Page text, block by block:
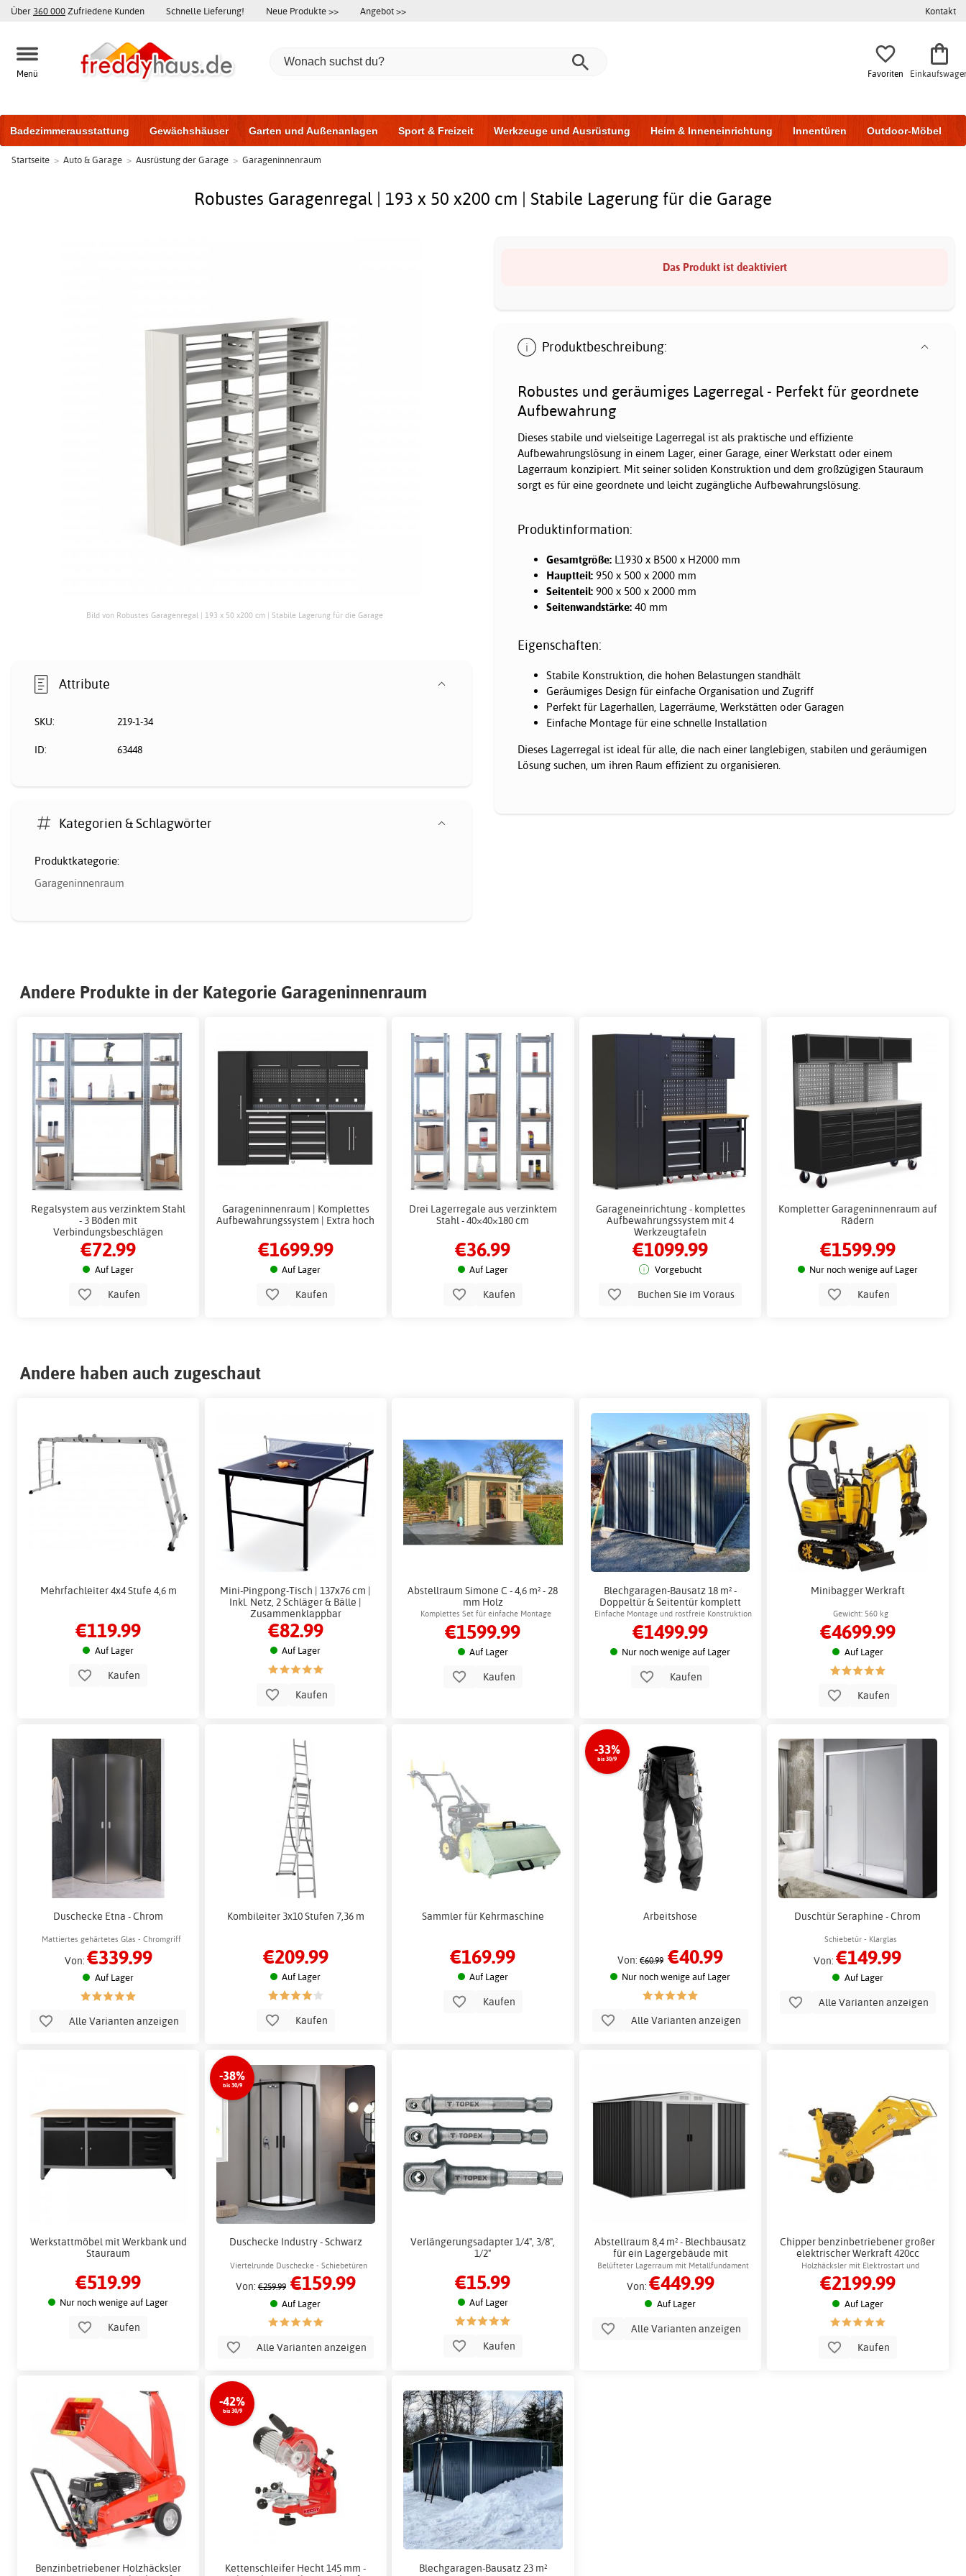
Über 360 000 Zufriedene Kunden Schnelle Lieferung! Neue Produkte >> Angebot >> Kontakt
Menü Favoriten
Badezimmerausstattung Gewächshäuser Garten und Außenanlagen Sport & Freizeit Werkzeuge und Ausrüstung Heim & Inneneinrichtung Innentüren Outdoor-Möbel
Gartenhäuser und Schuppen Haustüren Fenster Trainingsgeräte
Startseite > Auto & Garage > Ausrüstung der Garage > Garageninnenraum
Robustes Garagenregal | 193 x 50 x200 cm | Stabile Lagerung für die Garage
Bild von Robustes Garagenregal | 193 x 50 x200 cm | Stabile Lagerung für die Garage
Das Produkt ist deaktiviert
Produktbeschreibung:
Robustes und geräumiges Lagerregal - Perfekt für geordnete
Aufbewahrung
Dieses stabile und vielseitige Lagerregal ist als praktische und effiziente
Aufbewahrungslösung in einem Lager, einer Garage, einer Werkstatt oder einem
Lagerraum konzipiert. Mit seiner soliden Konstruktion und dem großzügigen Stauraum
sorgt es für eine geordnete und leicht zugängliche Aufbewahrungslösung.
Produktinformation:
Gesamtgröße: L1930 x B500 x H2000 mm
Hauptteil: 950 x 500 x 2000 mm
Seitenteil: 900 x 500 x 2000 mm
Seitenwandstärke: 40 mm
Eigenschaften:
Stabile Konstruktion, die hohen Belastungen standhält
Geräumiges Design für einfache Organisation und Zugriff
Perfekt für Lagerhallen, Lagerräume, Werkstätten oder Garagen
Einfache Montage für eine schnelle Installation
Dieses Lagerregal ist ideal für alle, die nach einer langlebigen, stabilen und geräumigen
Lösung suchen, um ihren Raum effizient zu organisieren.
Attribute
SKU: 219-1-34
ID: 63448
Kategorien & Schlagwörter
Produktkategorie:
Garageninnenraum
Andere Produkte in der Kategorie Garageninnenraum
Regalsystem aus verzinktem Stahl
- 3 Böden mit
Verbindungsbeschlägen
€72.99
Auf Lager
Kaufen
Garageninnenraum | Komplettes
Aufbewahrungssystem | Extra hoch
€1699.99
Auf Lager
Kaufen
Drei Lagerregale aus verzinktem
Stahl - 40×40×180 cm
€36.99
Auf Lager
Kaufen
Garageneinrichtung - komplettes
Aufbewahrungssystem mit 4
Werkzeugtafeln
€1099.99
Vorgebucht
Buchen Sie im Voraus
Kompletter Garageninnenraum auf
Rädern
€1599.99
Nur noch wenige auf Lager
Kaufen
Andere haben auch zugeschaut
Mehrfachleiter 4x4 Stufe 4,6 m
€119.99
Auf Lager
Kaufen
Mini-Pingpong-Tisch | 137x76 cm |
Inkl. Netz, 2 Schläger & Bälle |
Zusammenklappbar
€82.99
Auf Lager
Kaufen
Abstellraum Simone C - 4,6 m² - 28
mm Holz
Komplettes Set für einfache Montage
€1599.99
Auf Lager
Kaufen
Blechgaragen-Bausatz 18 m² -
Doppeltür & Seitentür komplett
Einfache Montage und rostfreie Konstruktion
€1499.99
Nur noch wenige auf Lager
Kaufen
Minibagger Werkraft
Gewicht: 560 kg
€4699.99
Auf Lager
Kaufen
Duschecke Etna - Chrom
Mattiertes gehärtetes Glas - Chromgriff
Von: €339.99
Auf Lager
Alle Varianten anzeigen
Kombileiter 3x10 Stufen 7,36 m
€209.99
Auf Lager
Kaufen
Sammler für Kehrmaschine
€169.99
Auf Lager
Kaufen
-33%
bis 30/9
Arbeitshose
Von:€60.99 €40.99
Nur noch wenige auf Lager
Alle Varianten anzeigen
Duschtür Seraphine - Chrom
Schiebetür - Klarglas
Von:€149.99
Auf Lager
Alle Varianten anzeigen
Werkstattmöbel mit Werkbank und
Stauraum
€519.99
Nur noch wenige auf Lager
Kaufen
-38%
bis 30/9
Duschecke Industry - Schwarz
Viertelrunde Duschecke - Schiebetüren
Von:€259.99 €159.99
Auf Lager
Alle Varianten anzeigen
Verlängerungsadapter 1/4", 3/8",
1/2"
€15.99
Auf Lager
Kaufen
Abstellraum 8,4 m² - Blechbausatz
für ein Lagergebäude mit
Schiebetüren
Belüfteter Lagerraum mit Metallfundament
Von: €449.99
Auf Lager
Alle Varianten anzeigen
Chipper benzinbetriebener großer
elektrischer Werkraft 420cc
Elektrostarter
Holzhäcksler mit Elektrostart und
abnehmbaren Messern
€2199.99
Auf Lager
Kaufen
Benzinbetriebener Holzhäcksler
-42%
bis 30/9
Kettenschleifer Hecht 145 mm -
Blechgaragen-Bausatz 23 m²